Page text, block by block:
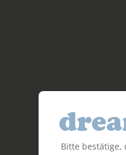
Bitte bestätige,